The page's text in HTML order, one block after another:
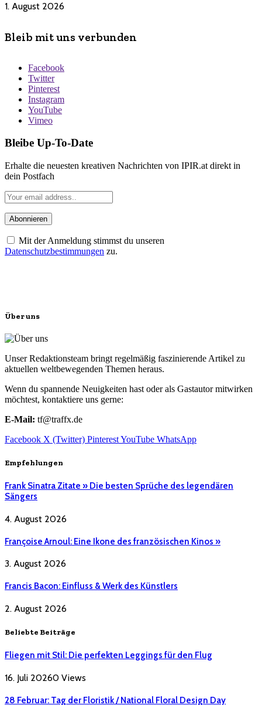
1. August 2026
Bleib mit uns verbunden
Facebook
Twitter
Pinterest
Instagram
YouTube
Vimeo
Bleibe Up-To-Date
Erhalte die neuesten kreativen Nachrichten von IPIR.at direkt in
dein Postfach
Mit der Anmeldung stimmst du unseren
Datenschutzbestimmungen zu.
Über uns
Unser Redaktionsteam bringt regelmäßig faszinierende Artikel zu
aktuellen weltbewegenden Themen heraus.
Wenn du spannende Neuigkeiten hast oder als Gastautor mitwirken
möchtest, kontaktiere uns gerne:
E-Mail: tf@traffx.de
Facebook X (Twitter) PinterestYouTube WhatsApp
Empfehlungen
Frank Sinatra Zitate » Die besten Sprüche des legendären
Sängers
4. August 2026
Françoise Arnoul: Eine Ikone des französischen Kinos »
3. August 2026
Francis Bacon: Einfluss & Werk des Künstlers
2. August 2026
Beliebte Beiträge
Fliegen mit Stil: Die perfekten Leggings für den Flug
16. Juli 20260 Views
28 Februar: Tag der Floristik / National Floral Design Day